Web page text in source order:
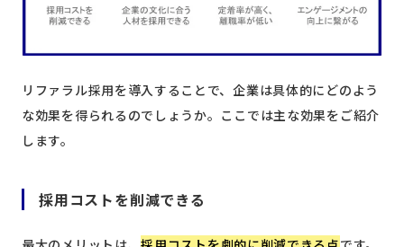
リファラル採用を導入することで、企業は具体的にどのよう
な効果を得られるのでしょうか。ここでは主な効果をご紹介
します。
採用コストを削減できる